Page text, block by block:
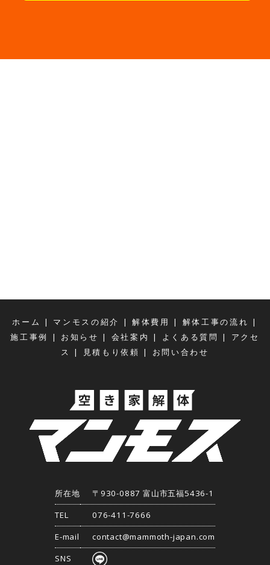
ホーム | マンモスの紹介 | 解体費用 | 解体工事の流れ |
施工事例 | お知らせ | 会社案内 | よくある質問 |
アクセ
ス
| 見積もり依頼 | お問い合わせ
所在地
〒930-0887 富山市五福5436-1
TEL
076-411-7666
E-mail
contact@mammoth-japan.com
SNS